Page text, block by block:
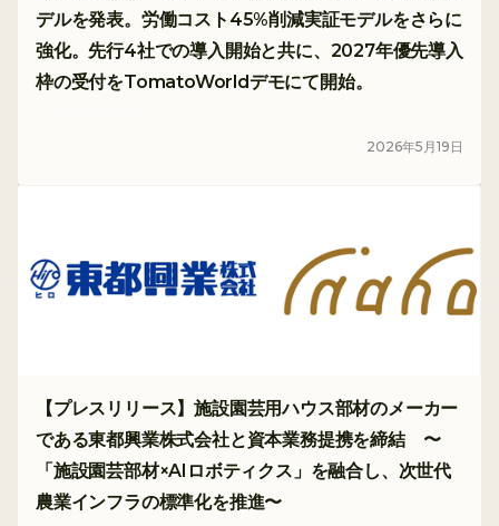
デルを発表。労働コスト45%削減実証モデルをさらに
強化。先行4社での導入開始と共に、2027年優先導入
枠の受付をTomatoWorldデモにて開始。
2026年5 月19 日
【プレスリリース】施設園芸用ハウス部材のメーカー
である東都興業株式会社と資本業務提携を締結 〜
「施設園芸部材×AIロボティクス」を融合し、次世代
農業インフラの標準化を推進〜